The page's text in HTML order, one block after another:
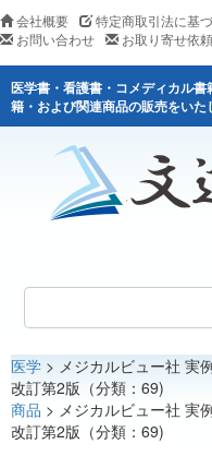
会社概要 特定商取引法に基
お問い合わせ
お取り寄せ依頼
医学書・看護書・コメディカル
籍・および関連商品の販売をいた
医学
看護
医学 > メジカルビュー社 実
改訂第2版（分類：69)
商品 > メジカルビュー社 実
改訂第2版（分類：69)